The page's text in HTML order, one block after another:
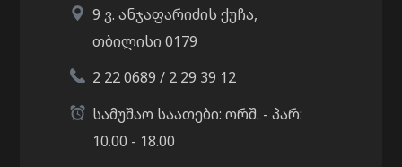
9 ვ. ანჯაფარიძის ქუჩა,
თბილისი 0179
2 22 0689 / 2 29 39 12
სამუშაო საათები: ორშ. - პარ:
10.00 - 18.00